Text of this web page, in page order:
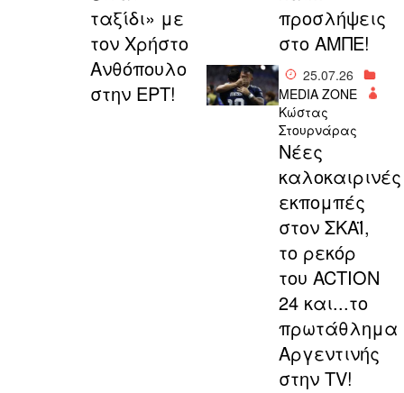
ταξίδι» με
τον Χρήστο
Ανθόπουλο
στην ΕΡΤ!
προσλήψεις
στο ΑΜΠΕ!
25.07.26
MEDIA ZONE
Κώστας
Στουρνάρας
Νέες
καλοκαιρινές
εκπομπές
στον ΣΚΑΪ,
το ρεκόρ
του ACTION
24 και...το
πρωτάθλημα
Αργεντινής
στην TV!